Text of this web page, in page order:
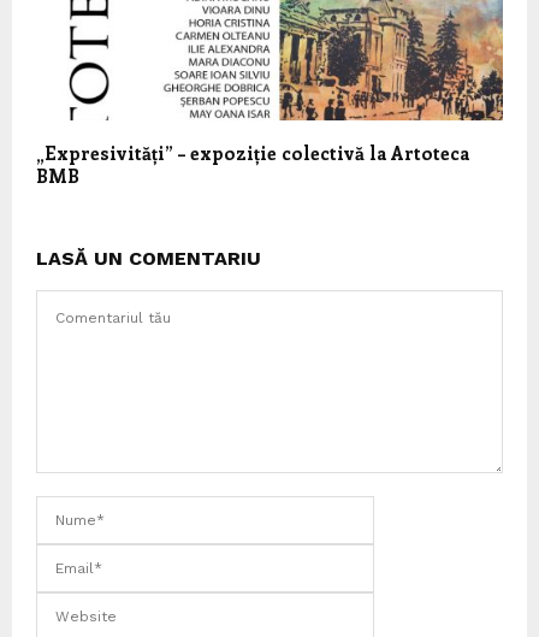
„Expresivități” – expoziție colectivă la Artoteca
BMB
LASĂ UN COMENTARIU